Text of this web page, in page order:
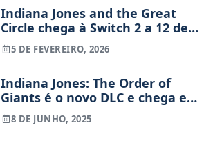
Indiana Jones and the Great
Circle chega à Switch 2 a 12 de
maio
5 DE FEVEREIRO, 2026
Indiana Jones: The Order of
Giants é o novo DLC e chega em
setembro
8 DE JUNHO, 2025